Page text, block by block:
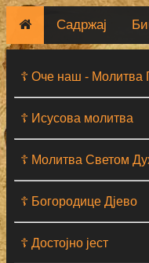
Садржај
☦ Оче наш - Moлитва
☦ Исусова молитва
☦ Молитва Светом
☦ Богородице Дјево
☦ Достојно јест